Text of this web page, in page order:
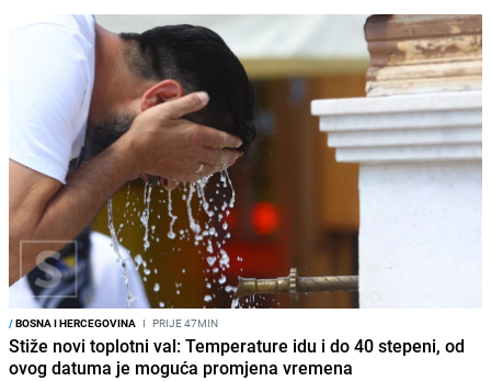
/BOSNA I HERCEGOVINA I PRIJE 47MIN
Stiže novi toplotni val: Temperature idu i do 40 stepeni, od
ovog datuma je moguća promjena vremena